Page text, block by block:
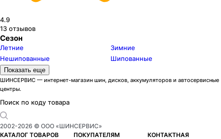
4.9
13 отзывов
Сезон
Летние
Зимние
Нешипованные
Шипованные
Модели летних шин Continental
PremiumContact 6 1
ContiSportContact 7
Модели зимних шин Continental
IceContact 3
VikingContact 8
Шиноразмеры
Показать еще
ШИНСЕРВИС — интернет-магазин шин, дисков, аккумуляторов и автосервисные
центры.
Поиск по коду товара
2002-2026 © ООО «ШИНСЕРВИС»
КАТАЛОГ ТОВАРОВ
ПОКУПАТЕЛЯМ
КОНТАКТНАЯ